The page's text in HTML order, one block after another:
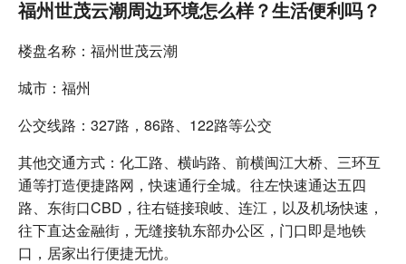
福州世茂云潮周边环境怎么样？生活便利吗？
楼盘名称：福州世茂云潮
城市：福州
公交线路：327路，86路、122路等公交
其他交通方式：化工路、横屿路、前横闽江大桥、三环互
通等打造便捷路网，快速通行全城。往左快速通达五四
路、东街口CBD，往右链接琅岐、连江，以及机场快速，
往下直达金融街，无缝接轨东部办公区，门口即是地铁
口，居家出行便捷无忧。